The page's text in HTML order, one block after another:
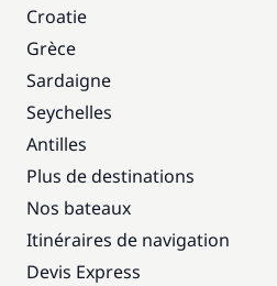
Croatie
Grèce
Sardaigne
Seychelles
Antilles
Plus de destinations
Nos bateaux
Itinéraires de navigation
Devis Express